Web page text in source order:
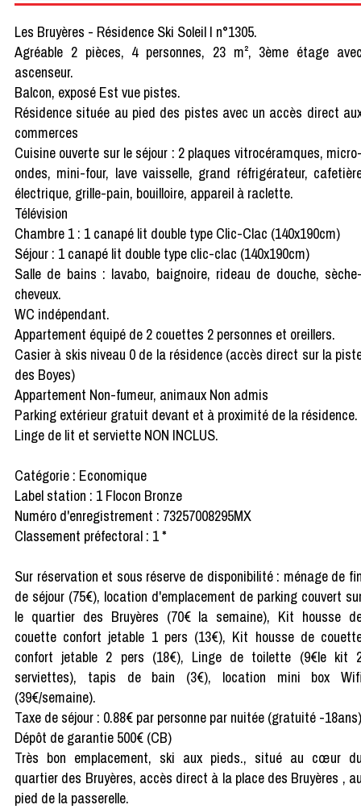
Les Bruyères - Résidence Ski Soleil I n°1305.
Agréable 2 pièces, 4 personnes, 23 m², 3ème étage
ascenseur.
Balcon, exposé Est vue pistes.
Résidence située au pied des pistes avec un accès direct
commerces
Cuisine ouverte sur le séjour : 2 plaques vitrocéramques,
ondes, mini-four, lave vaisselle, grand réfrigérateur,
électrique, grille-pain, bouilloire, appareil à raclette.
Télévision
Chambre 1 : 1 canapé lit double type Clic-Clac (140x190cm)
Séjour : 1 canapé lit double type clic-clac (140x190cm)
Salle de bains : lavabo, baignoire, rideau de douche,
cheveux.
WC indépendant.
Appartement équipé de 2 couettes 2 personnes et oreillers.
Casier à skis niveau 0 de la résidence (accès direct sur la
des Boyes)
Appartement Non-fumeur, animaux Non admis
Parking extérieur gratuit devant et à proximité de la résidence.
Linge de lit et serviette NON INCLUS.
Catégorie : Economique
Label station : 1 Flocon Bronze
Numéro d'enregistrement : 73257008295MX
Classement préfectoral : 1 *
Sur réservation et sous réserve de disponibilité : ménage de
de séjour (75€), location d'emplacement de parking couvert
le quartier des Bruyères (70€ la semaine), Kit housse
couette confort jetable 1 pers (13€), Kit housse de
confort jetable 2 pers (18€), Linge de toilette (9€le kit
serviettes), tapis de bain (3€), location mini box
(39€/semaine).
Taxe de séjour : 0.88€ par personne par nuitée (gratuité -18ans)
Dépôt de garantie 500€ (CB)
Très bon emplacement, ski aux pieds., situé au cœur
quartier des Bruyères, accès direct à la place des Bruyères ,
pied de la passerelle.